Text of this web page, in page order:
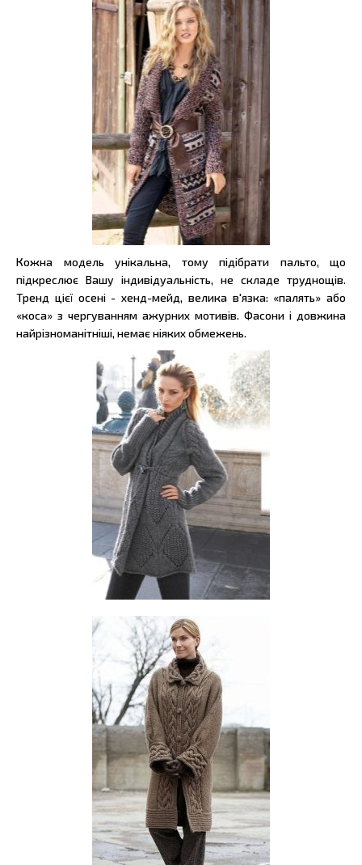
Кожна модель унікальна, тому підібрати пальто, що
підкреслює Вашу індивідуальність, не складе труднощів.
Тренд цієї осені - хенд-мейд, велика в'язка: «палять» або
«коса» з чергуванням ажурних мотивів. Фасони і довжина
найрізноманітніші, немає ніяких обмежень.